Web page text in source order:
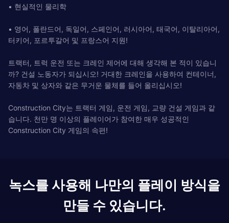
• 현실적인 물리학
• 영어, 폴란드어, 독일어, 스페인어, 러시아어, 태국어, 이탈리아어,
터키어, 포르투갈어 및 프랑스어 지원!
트랙터, 트럭 운전 또는 크레인 제어에 대해 생각해 본 적이 있습니
까? 건설 노동자가 되십시오! 거대한 크레인을 사용하여 컨테이너,
자동차 및 상자와 같은 무거운 물체를 들어 올리십시오!
Construction City는 트랙터 게임, 운전 게임, 교량 건설 게임과 같
습니다. 천만 명 이상의 플레이어가 참여한 매우 성공적인
Construction City 게임의 속편!
녹스를 사용해 나만의 플레이 방식을
만들 수 있습니다.